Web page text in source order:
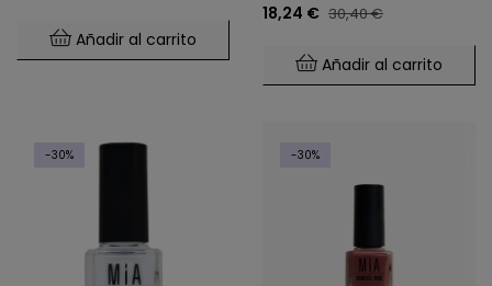
Añadir al carrito
18,24 € 30,40 €
Añadir al carrito
-30% -30%